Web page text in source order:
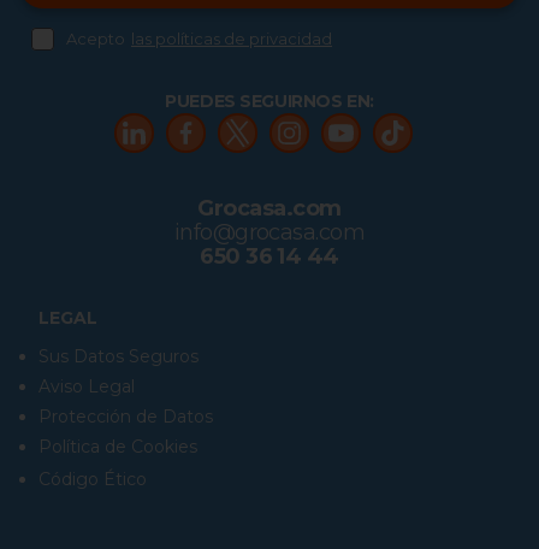
Acepto las políticas de privacidad
LEGAL
Sus Datos Seguros
Aviso Legal
Protección de Datos
Política de Cookies
Código Ético
PUEDES SEGUIRNOS EN:
Grocasa.com
info@grocasa.com
650 36 14 44